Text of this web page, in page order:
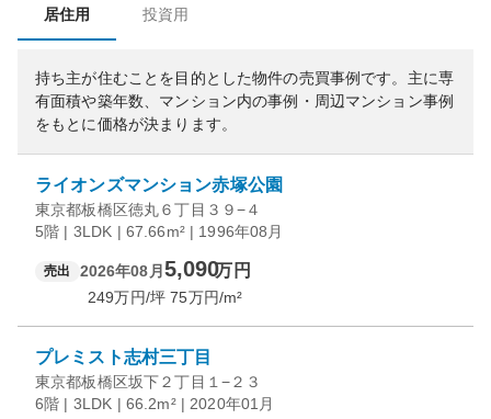
居住用 投資用
持ち主が住むことを目的とした物件の売買事例です。 主に専
有面積や築年数、マンション内の事例・周辺マンション事例
をもとに価格が決まります。
ライオンズマンション赤塚公園
東京都板橋区徳丸６丁目３９−４
5階 | 3LDK | 67.66m² | 1996年08月
売出 2026年08月 5,090万円
249万円/坪 75万円/m²
プレミスト志村三丁目
東京都板橋区坂下２丁目１−２３
6階 | 3LDK | 66.2m² | 2020年01月